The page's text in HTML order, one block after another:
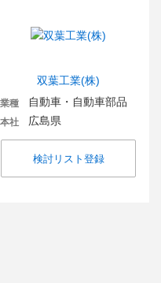
双葉工業(株)
業種 自動車・自動車部品
本社 広島県
検討リスト登録